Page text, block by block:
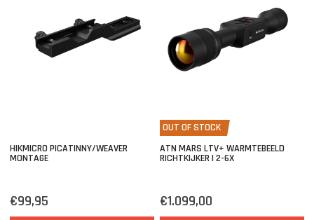
HIKMICRO PICATINNY/WEAVER
MONTAGE
€99,95
OUT OF STOCK
ATN MARS LTV+ WARMTEBEELD
RICHTKIJKER | 2-6X
€1.099,00